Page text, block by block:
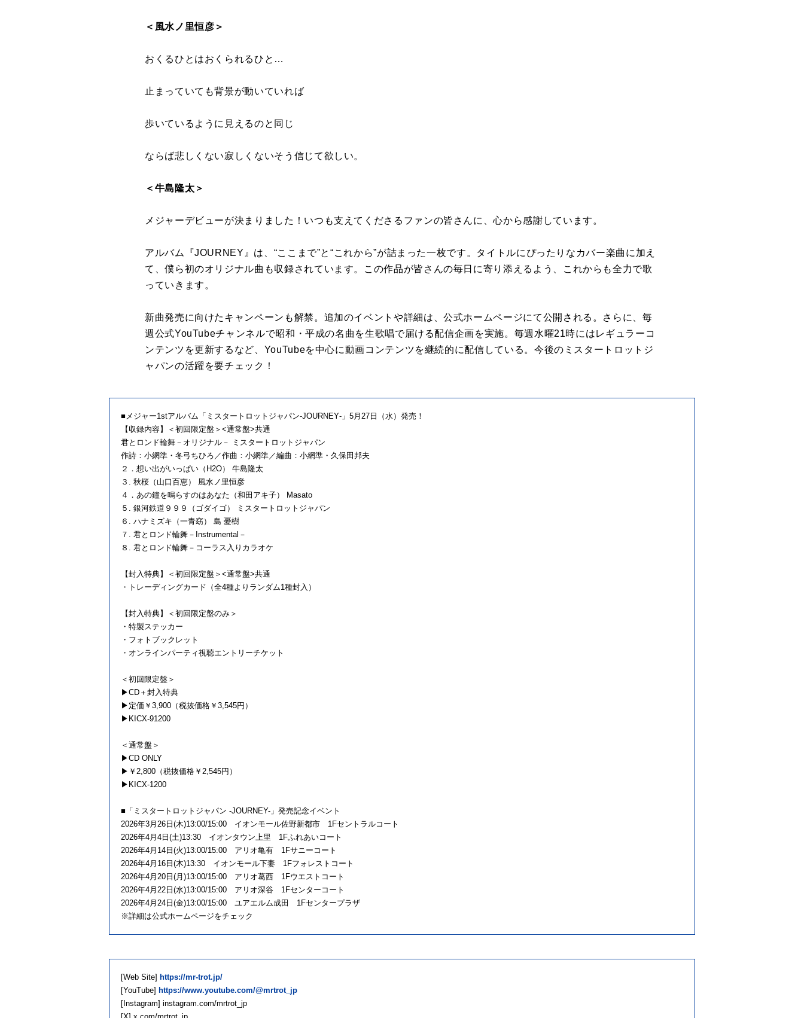
＜風水ノ里恒彦＞
おくるひとはおくられるひと…
止まっていても背景が動いていれば
歩いているように見えるのと同じ
ならば悲しくない寂しくないそう信じて欲しい。
＜牛島隆太＞
メジャーデビューが決まりました！いつも支えてくださるファンの皆さんに、心から感謝しています。
アルバム『JOURNEY』は、“ここまで”と“これから”が詰まった一枚です。タイトルにぴったりなカバー楽曲に加え
て、僕ら初のオリジナル曲も収録されています。この作品が皆さんの毎日に寄り添えるよう、これからも全力で歌
っていきます。
新曲発売に向けたキャンペーンも解禁。追加のイベントや詳細は、公式ホームページにて公開される。さらに、毎
週公式YouTubeチャンネルで昭和・平成の名曲を生歌唱で届ける配信企画を実施。毎週水曜21時にはレギュラーコ
ンテンツを更新するなど、YouTubeを中心に動画コンテンツを継続的に配信している。今後のミスタートロットジ
ャパンの活躍を要チェック！
■メジャー1stアルバム「ミスタートロットジャパン‐JOURNEY‐」5月27日（水）発売！
【収録内容】＜初回限定盤＞<通常盤>共通
君とロンド輪舞－オリジナル－ ミスタートロットジャパン
作詩：小網準・冬弓ちひろ／作曲：小網準／編曲：小網準・久保田邦夫
２．想い出がいっぱい（H2O） 牛島隆太
３. 秋桜（山口百恵） 風水ノ里恒彦
４．あの鐘を鳴らすのはあなた（和田アキ子） Masato
５. 銀河鉄道９９９（ゴダイゴ） ミスタートロットジャパン
６. ハナミズキ（一青窈） 島 憂樹
７. 君とロンド輪舞－Instrumental－
８. 君とロンド輪舞－コーラス入りカラオケ
【封入特典】＜初回限定盤＞<通常盤>共通
・トレーディングカード（全4種よりランダム1種封入）
【封入特典】＜初回限定盤のみ＞
・特製ステッカー
・フォトブックレット
・オンラインパーティ視聴エントリーチケット
＜初回限定盤＞
▶CD＋封入特典
▶定価￥3,900（税抜価格￥3,545円）
▶KICX-91200
＜通常盤＞
▶CD ONLY
▶￥2,800（税抜価格￥2,545円）
▶KICX-1200
■「ミスタートロットジャパン -JOURNEY-」発売記念イベント
2026年3月26日(木)13:00/15:00 イオンモール佐野新都市 1Fセントラルコート
2026年4月4日(土)13:30 イオンタウン上里 1Fふれあいコート
2026年4月14日(火)13:00/15:00 アリオ亀有 1Fサニーコート
2026年4月16日(木)13:30 イオンモール下妻 1Fフォレストコート
2026年4月20日(月)13:00/15:00 アリオ葛西 1Fウエストコート
2026年4月22日(水)13:00/15:00 アリオ深谷 1Fセンターコート
2026年4月24日(金)13:00/15:00 ユアエルム成田 1Fセンタープラザ
※詳細は公式ホームページをチェック
[Web Site] https://mr-trot.jp/
[YouTube] https://www.youtube.com/@mrtrot_jp
[Instagram] instagram.com/mrtrot_jp